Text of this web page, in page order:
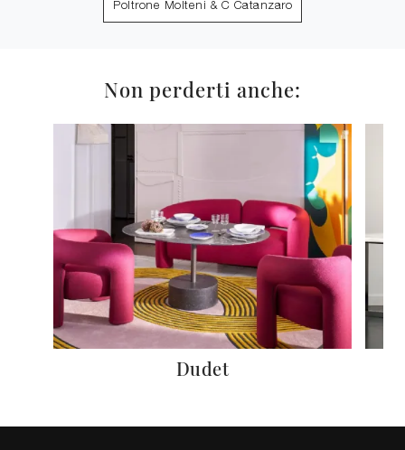
Poltrone Molteni & C Catanzaro
Non perderti anche:
Dudet